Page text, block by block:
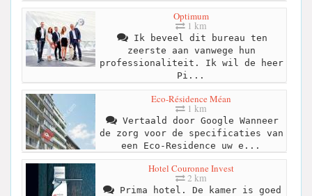
Optimum
1 km
Ik beveel dit bureau ten
zeerste aan vanwege hun
professionaliteit. Ik wil de heer
Pi...
Eco-Résidence Méan
1 km
Vertaald door Google Wanneer
de zorg voor de specificaties van
een Eco-Residence uw e...
Hotel Couronne Invest
2 km
Prima hotel. De kamer is goed